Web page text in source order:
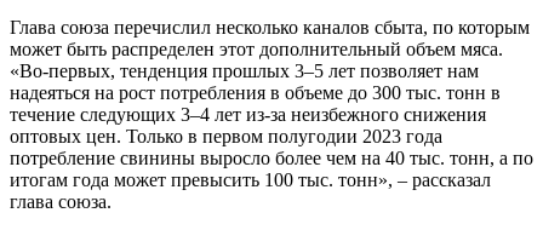
Глава союза перечислил несколько каналов сбыта, по которым
может быть распределен этот дополнительный объем мяса.
«Во-первых, тенденция прошлых 3–5 лет позволяет нам
надеяться на рост потребления в объеме до 300 тыс. тонн в
течение следующих 3–4 лет из-за неизбежного снижения
оптовых цен. Только в первом полугодии 2023 года
потребление свинины выросло более чем на 40 тыс. тонн, а по
итогам года может превысить 100 тыс. тонн», – рассказал
глава союза.